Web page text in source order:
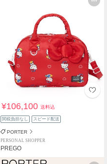
¥106,100送料込
関税負担なし スピード配送
PORTER
PERSONAL SHOPPER
PREGO